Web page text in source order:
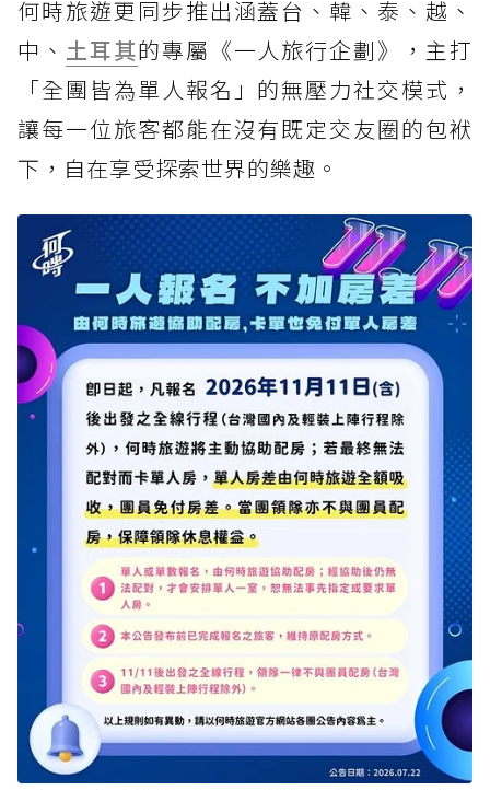
何時旅遊更同步推出涵蓋台、韓、泰、越、
中、 土耳其的專屬《一人旅行企劃》，主打
「全團皆為單人報名」的無壓力社交模式，
讓每一位旅客都能在沒有既定交友圈的包袱
下，自在享受探索世界的樂趣。